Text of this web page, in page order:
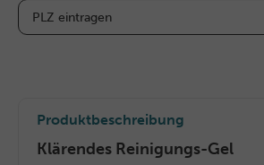
Produktbeschreibung
Klärendes Reinigungs-Gel